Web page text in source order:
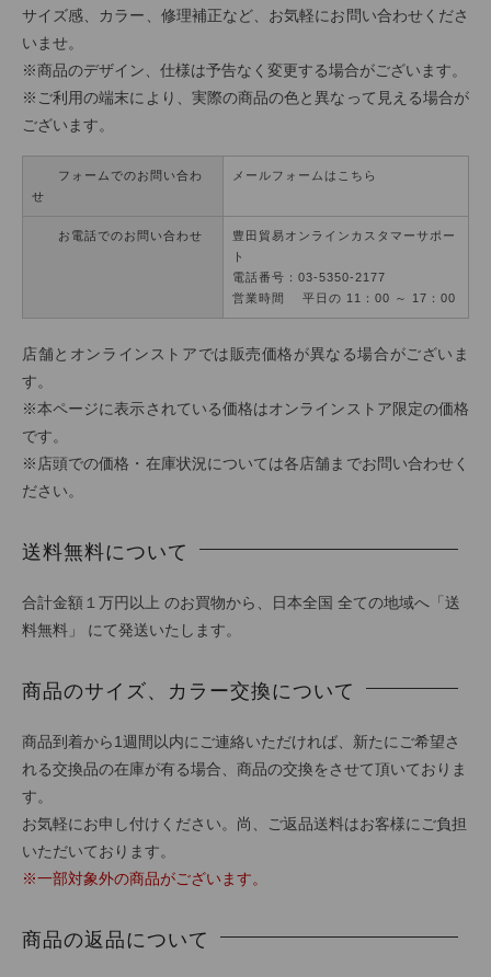
サイズ感、カラー、修理補正など、お気軽にお問い合わせくださ
いませ。
※商品のデザイン、仕様は予告なく変更する場合がございます。
※ご利用の端末により、実際の商品の色と異なって見える場合が
ございます。
フォームでのお問い合わ
せ
メールフォームはこちら
お電話でのお問い合わせ
豊田貿易オンラインカスタマーサポー
ト
電話番号：03-5350-2177
営業時間 平日の 11：00 ～ 17：00
店舗とオンラインストアでは販売価格が異なる場合がございま
す。
※本ページに表示されている価格はオンラインストア限定の価格
です。
※店頭での価格・在庫状況については各店舗までお問い合わせく
ださい。
送料無料について
合計金額１万円以上 のお買物から、日本全国 全ての地域へ「送
料無料」 にて発送いたします。
商品のサイズ、カラー交換について
商品到着から1週間以内にご連絡いただければ、新たにご希望さ
れる交換品の在庫が有る場合、商品の交換をさせて頂いておりま
す。
お気軽にお申し付けください。尚、ご返品送料はお客様にご負担
いただいております。
※一部対象外の商品がございます。
商品の返品について